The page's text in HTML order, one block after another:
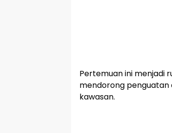
Pertemuan ini menjadi
mendorong penguatan
kawasan.